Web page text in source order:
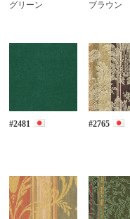
グリーン
ブラウン
#2481 #2765